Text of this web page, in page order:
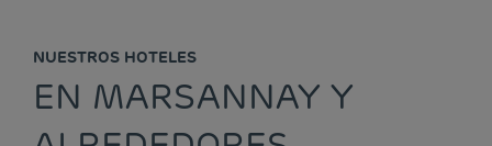
NUESTROS HOTELES
EN MARSANNAY Y